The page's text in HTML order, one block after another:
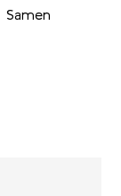
Samen